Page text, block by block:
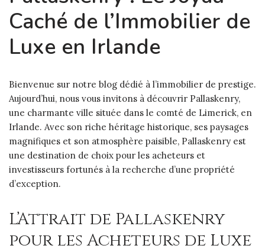
Caché de l’Immobilier de
Luxe en Irlande
Bienvenue sur notre blog dédié à l’immobilier de prestige.
Aujourd’hui, nous vous invitons à découvrir Pallaskenry,
une charmante ville située dans le comté de Limerick, en
Irlande. Avec son riche héritage historique, ses paysages
magnifiques et son atmosphère paisible, Pallaskenry est
une destination de choix pour les acheteurs et
investisseurs fortunés à la recherche d’une propriété
d’exception.
L’Attrait de Pallaskenry
pour les Acheteurs de Luxe